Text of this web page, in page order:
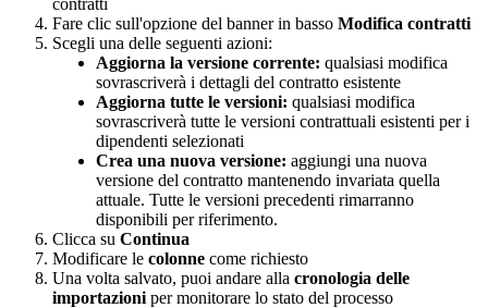
contratti
Fare clic sull'opzione del banner in basso Modifica contratti
Scegli una delle seguenti azioni:
Aggiorna la versione corrente: qualsiasi modifica
sovrascriverà i dettagli del contratto esistente
Aggiorna tutte le versioni: qualsiasi modifica
sovrascriverà tutte le versioni contrattuali esistenti per i
dipendenti selezionati
Crea una nuova versione: aggiungi una nuova
versione del contratto mantenendo invariata quella
attuale. Tutte le versioni precedenti rimarranno
disponibili per riferimento.
Clicca su Continua
Modificare le colonne come richiesto
Una volta salvato, puoi andare alla cronologia delle
importazioni per monitorare lo stato del processo